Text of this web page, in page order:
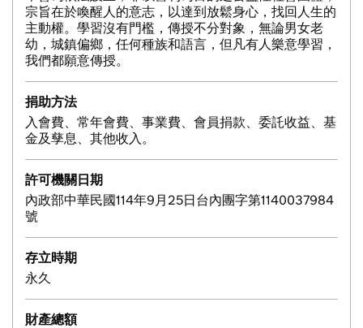
宗旨在於喚醒人的意志，以達到放鬆身心，找回人生的
主動權。學習沒有門檻，傳授不分對象，無論男女老
幼，城鎮偏鄉，任何種族和語言，但凡有人樂意學習，
我們都願意傳授。
捐助方法
入會費、常年會費、事業費、會員捐款、委託收益、基
金及孳息、其他收入。
許可機關日期
內政部中華民國114年9月25日台內團字第1140037984
號
存立時期
永久
財產總額